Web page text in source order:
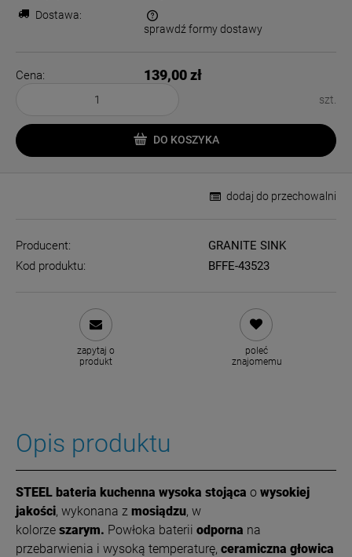
Dostawa:
Cena nie zawiera ewentualnych kosztów płatności
sprawdź formy dostawy
Cena: 139,00 zł
szt.
DO KOSZYKA
dodaj do przechowalni
Producent:
GRANITE SINK
Kod produktu:
BFFE-43523
zapytaj o
produkt
poleć
znajomemu
Opis produktu
STEEL bateria kuchenna wysoka stojąca o wysokiej
jakości, wykonana z mosiądzu, w
kolorze szarym. Powłoka baterii odporna na
przebarwienia i wysoką temperaturę, ceramiczna głowica